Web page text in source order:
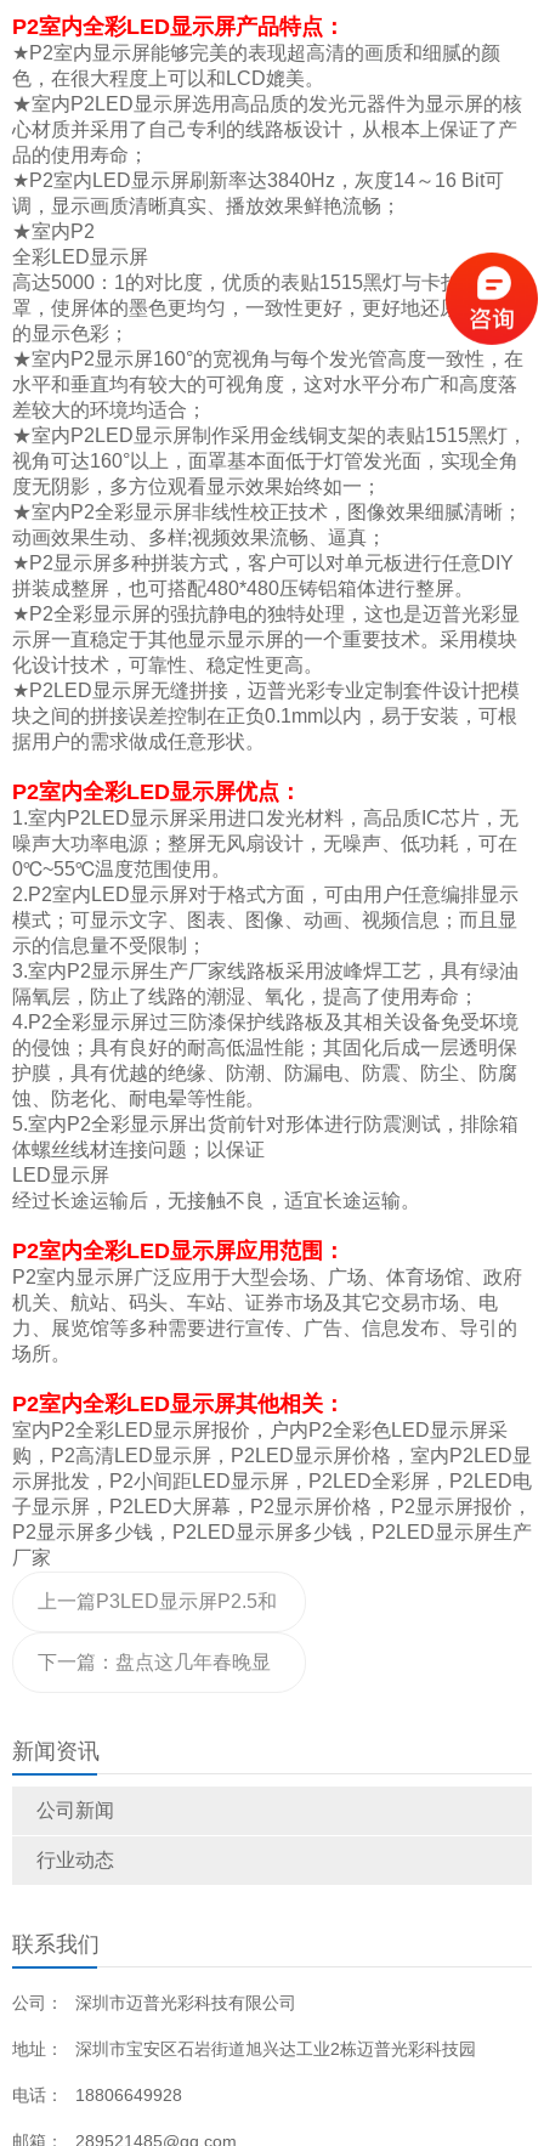
新闻资讯
公司新闻
行业动态
联系我们
公司： 深圳市迈普光彩科技有限公司
地址： 深圳市宝安区石岩街道旭兴达工业2栋迈普光彩科技园
电话： 18806649928
邮箱： 289521485@qq.com
P2室内全彩LED显示屏产品特点：
★P2室内显示屏能够完美的表现超高清的画质和细腻的颜
色，在很大程度上可以和LCD媲美。
★室内P2LED显示屏选用高品质的发光元器件为显示屏的核
心材质并采用了自己专利的线路板设计，从根本上保证了产
品的使用寿命；
★P2室内LED显示屏刷新率达3840Hz，灰度14～16 Bit可
调，显示画质清晰真实、播放效果鲜艳流畅；
★室内P2
全彩LED显示屏
高达5000：1的对比度，优质的表贴1515黑灯与卡扣黑色面
罩，使屏体的墨色更均匀，一致性更好，更好地还原了屏体
的显示色彩；
★室内P2显示屏160°的宽视角与每个发光管高度一致性，在
水平和垂直均有较大的可视角度，这对水平分布广和高度落
差较大的环境均适合；
★室内P2LED显示屏制作采用金线铜支架的表贴1515黑灯，
视角可达160°以上，面罩基本面低于灯管发光面，实现全角
度无阴影，多方位观看显示效果始终如一；
★室内P2全彩显示屏非线性校正技术，图像效果细腻清晰；
动画效果生动、多样;视频效果流畅、逼真；
★P2显示屏多种拼装方式，客户可以对单元板进行任意DIY
拼装成整屏，也可搭配480*480压铸铝箱体进行整屏。
★P2全彩显示屏的强抗静电的独特处理，这也是迈普光彩显
示屏一直稳定于其他显示显示屏的一个重要技术。采用模块
化设计技术，可靠性、稳定性更高。
★P2LED显示屏无缝拼接，迈普光彩专业定制套件设计把模
块之间的拼接误差控制在正负0.1mm以内，易于安装，可根
据用户的需求做成任意形状。
P2室内全彩LED显示屏优点：
1.室内P2LED显示屏采用进口发光材料，高品质IC芯片，无
噪声大功率电源；整屏无风扇设计，无噪声、低功耗，可在
0℃~55℃温度范围使用。
2.P2室内LED显示屏对于格式方面，可由用户任意编排显示
模式；可显示文字、图表、图像、动画、视频信息；而且显
示的信息量不受限制；
3.室内P2显示屏生产厂家线路板采用波峰焊工艺，具有绿油
隔氧层，防止了线路的潮湿、氧化，提高了使用寿命；
4.P2全彩显示屏过三防漆保护线路板及其相关设备免受坏境
的侵蚀；具有良好的耐高低温性能；其固化后成一层透明保
护膜，具有优越的绝缘、防潮、防漏电、防震、防尘、防腐
蚀、防老化、耐电晕等性能。
5.室内P2全彩显示屏出货前针对形体进行防震测试，排除箱
体螺丝线材连接问题；以保证
LED显示屏
经过长途运输后，无接触不良，适宜长途运输。
P2室内全彩LED显示屏应用范围：
P2室内显示屏广泛应用于大型会场、广场、体育场馆、政府
机关、航站、码头、车站、证券市场及其它交易市场、电
力、展览馆等多种需要进行宣传、广告、信息发布、导引的
场所。
P2室内全彩LED显示屏其他相关：
室内P2全彩LED显示屏报价，户内P2全彩色LED显示屏采
购，P2高清LED显示屏，P2LED显示屏价格，室内P2LED显
示屏批发，P2小间距LED显示屏，P2LED全彩屏，P2LED电
子显示屏，P2LED大屏幕，P2显示屏价格，P2显示屏报价，
P2显示屏多少钱，P2LED显示屏多少钱，P2LED显示屏生产
厂家
上一篇 P3LED显示屏P2.5和
P2显示屏费用明细及报价清
下一篇： 盘点这几年春晚显